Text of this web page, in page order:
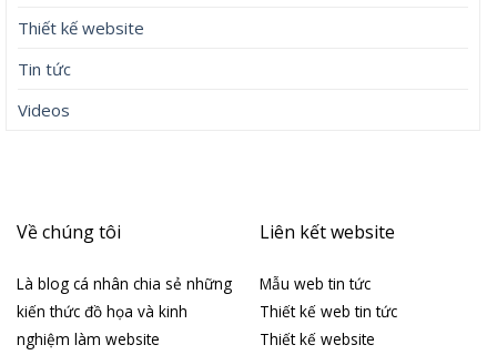
Thiết kế website
Tin tức
Videos
Về chúng tôi
Là blog cá nhân chia sẻ những
kiến thức đồ họa và kinh
nghiệm làm website
Liên kết website
Mẫu web tin tức
Thiết kế web tin tức
Thiết kế website